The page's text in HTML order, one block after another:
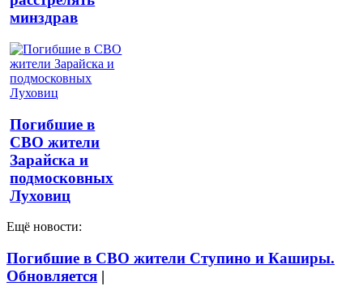
минздрав
Погибшие в
СВО жители
Зарайска и
подмосковных
Луховиц
Ещё новости:
Погибшие в СВО жители Ступино и Каширы.
Обновляется |